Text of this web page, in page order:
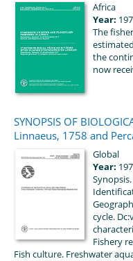
Africa
Year:
The
the
now
SYNOPSIS OF
Linnaeus, 1758 and
Global
Year:
cycle.
Fishery
Fish culture. Freshwater